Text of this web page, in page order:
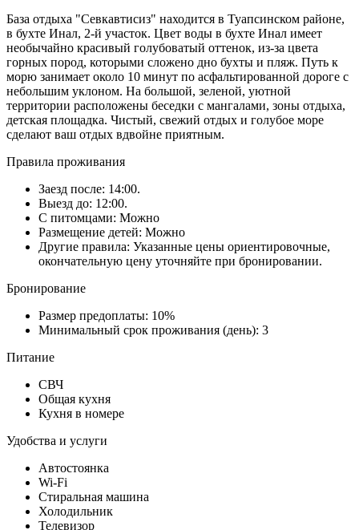
База отдыха "Севкавтисиз" находится в Туапсинском районе,
в бухте Инал, 2-й участок. Цвет воды в бухте Инал имеет
необычайно красивый голубоватый оттенок, из-за цвета
горных пород, которыми сложено дно бухты и пляж. Путь к
морю занимает около 10 минут по асфальтированной дороге с
небольшим уклоном. На большой, зеленой, уютной
территории расположены беседки с мангалами, зоны отдыха,
детская площадка. Чистый, свежий отдых и голубое море
сделают ваш отдых вдвойне приятным.
Правила проживания
Заезд после: 14:00.
Выезд до: 12:00.
С питомцами: Можно
Размещение детей: Можно
Другие правила: Указанные цены ориентировочные,
окончательную цену уточняйте при бронировании.
Бронирование
Размер предоплаты: 10%
Минимальный срок проживания (день): 3
Питание
СВЧ
Общая кухня
Кухня в номере
Удобства и услуги
Автостоянка
Wi-Fi
Стиральная машина
Холодильник
Телевизор